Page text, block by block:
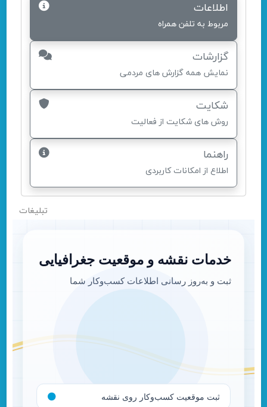
اطلاعات
مربوط به تلفن همراه
گزارشات
نمایش همه گزارش های مردمی
شکایت
روش های شکایت از فعالیت
راهنما
اطلاع از امکانات کاربردی